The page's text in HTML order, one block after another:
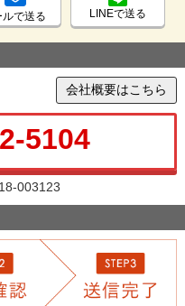
ルで送る LINEで送る
会社概要はこちら
5104
003123